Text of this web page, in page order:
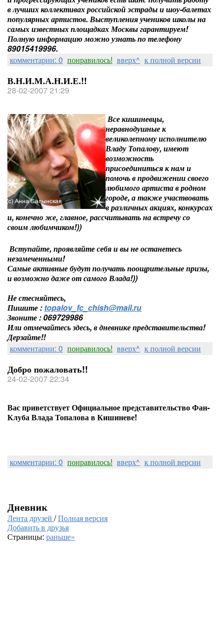
в лучших коллективах российской эстрады и шоу-балетах
популярных артистов. Выступления учеников школы на
самых известных площадках Москвы гарантируем!
Полную информацию можно узнать по телефону
89015419996.
комментарии: 0 понравилось! вверх^ к полной версии
В.Н.И.М.А.Н.И.Е.!!
28-02-2007 21:29
Все кишиневцы,
неравнодушные к
великолепному исполнителю
Владу Топалову, имеют
возможность
присоединиться к нам и
помочь в продвижении своего
любимого артиста в родном
городе, а также участвовать
в различных акциях, конкурсах
и, конечно же, главное, рассчитывать на встречу со
своим любимчиком!))
Вступайте, проявляйте себя и вы не останетесь
незамеченными!
Самые активные будут получать поощрительные призы,
и возможно даже от самого Влада!))
Не стесняйтесь,
Пишите : topalov_ fc chish@mail.ru
Звоните :069729986
Или отмечайтесь здесь, в дневнике представительства!
Дерзайте!!
комментарии: 0 понравилось! вверх^ к полной версии
Добро пожаловать!!
24-02-2007 22:34
Вас приветствует Официальное представительство Фан-
Клуба Влада Топалова в Кишиневе!
комментарии: 0 понравилось! вверх^ к полной версии
Дневник
Лента друзей /Полная версия
Добавить в друзья
Страницы: раньше»